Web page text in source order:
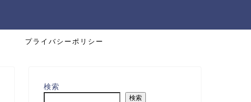
プライバシーポリシー
検索
検索